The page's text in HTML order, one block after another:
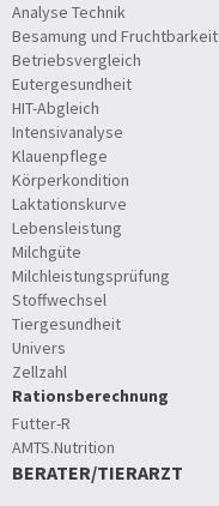
Analyse Technik
Besamung und Fruchtbarkeit
Betriebsvergleich
Eutergesundheit
HIT-Abgleich
Intensivanalyse
Klauenpflege
Körperkondition
Laktationskurve
Lebensleistung
Milchgüte
Milchleistungsprüfung
Stoffwechsel
Tiergesundheit
Univers
Zellzahl
Rationsberechnung
Futter-R
AMTS.Nutrition
BERATER/TIERARZT